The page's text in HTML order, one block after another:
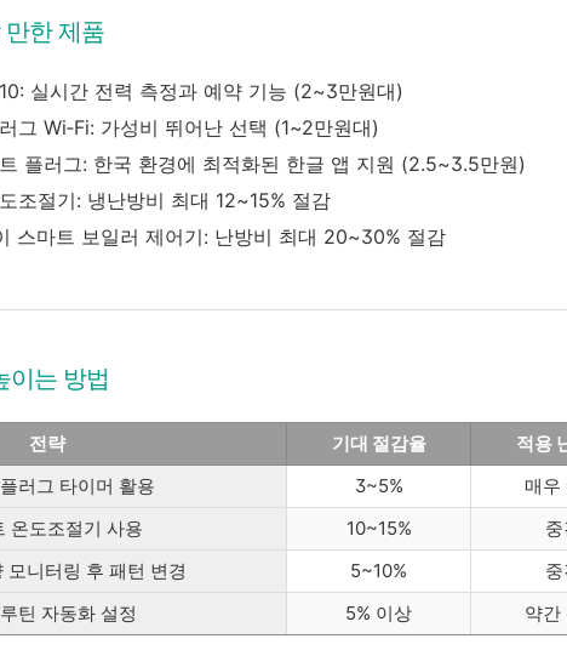
한 제품
실시간 전력 측정과 예약 기능 (2~3만원대)
그 Wi‑Fi: 가성비 뛰어난 선택 (1~2만원대)
플러그: 한국 환경에 최적화된 한글 앱 지원 (2.5~3.5만원)
조절기: 냉난방비 최대 12~15% 절감
스마트 보일러 제어기: 난방비 최대 20~30% 절감
이는 방법
전략 기대 절감율
적용
러그 타이머 활용
3~5%
매우
온도조절기 사용
10~15%
모니터링 후 패턴 변경
5~10%
틴 자동화 설정
5% 이상 약간